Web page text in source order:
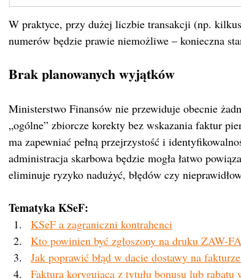
W praktyce, przy dużej liczbie transakcji (np.
numerów będzie prawie niemożliwe – konieczna
Brak planowanych wyjątków
Ministerstwo Finansów nie przewiduje obecnie
„ogólne” zbiorcze korekty bez wskazania faktur
ma zapewniać pełną przejrzystość i
administracja skarbowa będzie mogła łatwo
eliminuje ryzyko nadużyć, błędów czy
Tematyka KSeF:
KSeF a zagraniczni kontrahenci
Kto powinien być zgłoszony na druku ZAW-
Jak poprawić błąd w dacie dostawy na
Faktura korygująca z tytułu bonusu lub